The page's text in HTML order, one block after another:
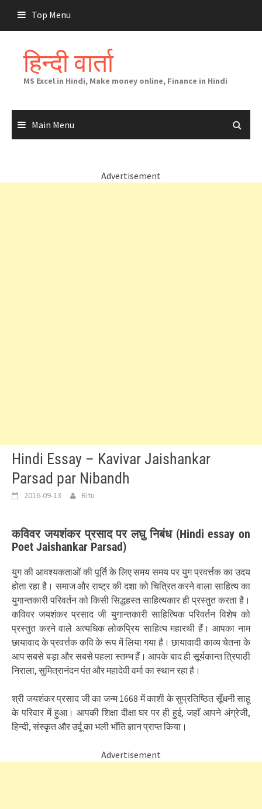
content
Top Menu
हिन्दी वार्ता
MS Excel in Hindi, Make money online, Finance in Hindi
Main Menu
Advertisement
Hindi Essay – Kavivar Jaishankar
Parsad par Nibandh
2016-09-13 Ritu
कविवर जयशंकर प्रसाद पर लघु निबंध (Hindi essay on
Poet Jaishankar Parsad)
युग की आवश्यकताओं की पूर्ति के लिए समय समय पर युग प्रवर्त्तक का उदय
होता रहा है। समाज और राष्ट्र की दशा को चित्रित करने वाला साहित्य का
युगान्तकारी परिवर्तन को किसी सिद्धहस्त साहित्यकार ही प्रस्तुत करता है।
कविवर जयशंकर प्रसाद जी युगान्तकारी साहित्यिक परिवर्तन विशेष को
प्रस्तुत करने वाले अत्यधिक लोकप्रिय साहित्य महारथी हैं। आपका नाम
छायावाद के प्रवर्त्तक कवि के रूप में लिया गया है। छायावादी काव्य चेतना के
आप सबसे बड़ा और सबसे पहला स्तम्भ हैं। आपके बाद ही सूर्यकान्त त्रिपाठी
निराला, सुमित्रानंदन पंत और महादेवी वर्मा का स्थान रहा है।
श्री जयशंकर प्रसाद जी का जन्म 1668 में काशी के सुप्रतिष्ठित सूँधनी साहू
के परिवार में हुआ। आपकी शिक्षा दीक्षा घर पर ही हुई, जहाँ आपने अंग्रेजी,
हिन्दी, संस्कृत और उर्दू का भली भाँति ज्ञान प्राप्त किया।
Advertisement